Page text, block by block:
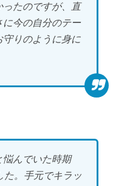
ったのですが、直
今の自分のテー
守りのように身に
悩んでいた時期
た。手元でキラッ